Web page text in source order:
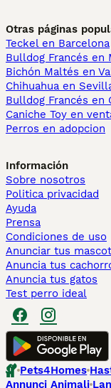
Otras páginas
Teckel en Barcelona
Bulldog Francés en
Bichón Maltés en
Chihuahua en
Bulldog Francés en
Caniche Toy en
Perros en adopcion
Información
Sobre nosotros
Politica privacidad
Ayuda
Prensa
Condiciones de uso
Anunciar tus
Anuncia tus
Anuncia tus gatos
Test perro ideal
Pets4Homes
Annunci Animali